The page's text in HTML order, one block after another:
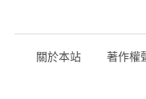
關於本站 著作權